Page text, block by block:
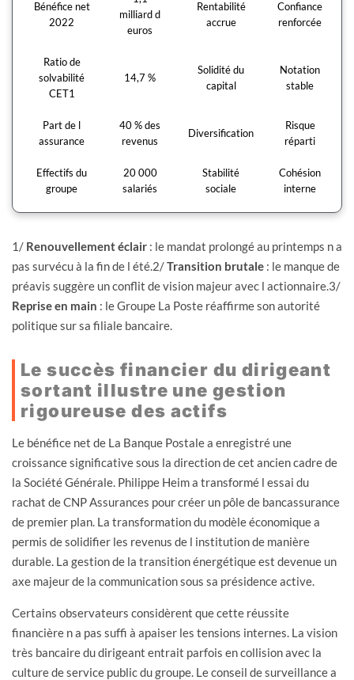
Bénéfice net
2022
milliard d
euros
Rentabilité
accrue
Confiance
renforcée
Ratio de
solvabilité
CET1
14,7 %
Solidité du
capital
Notation
stable
Part de l
assurance
40 % des
revenus
Diversification
Risque
réparti
Effectifs du
groupe
20 000
salariés
Stabilité
sociale
Cohésion
interne
1/ Renouvellement éclair : le mandat prolongé au printemps n a
pas survécu à la fin de l été.2/Transition brutale : le manque de
préavis suggère un conflit de vision majeur avec l actionnaire.3/
Reprise en main : le Groupe La Poste réaffirme son autorité
politique sur sa filiale bancaire.
Le succès financier du dirigeant
sortant illustre une gestion
rigoureuse des actifs
Le bénéfice net de La Banque Postale a enregistré une
croissance significative sous la direction de cet ancien cadre de
la Société Générale. Philippe Heim a transformé l essai du
rachat de CNP Assurances pour créer un pôle de bancassurance
de premier plan. La transformation du modèle économique a
permis de solidifier les revenus de l institution de manière
durable. La gestion de la transition énergétique est devenue un
axe majeur de la communication sous sa présidence active.
Certains observateurs considèrent que cette réussite
financière n a pas suffi à apaiser les tensions internes. La vision
très bancaire du dirigeant entrait parfois en collision avec la
culture de service public du groupe. Le conseil de surveillance a